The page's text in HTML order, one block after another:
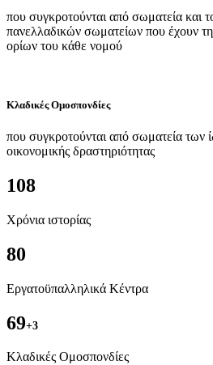
που συγκροτούνται από σωματεία και
πανελλαδικών σωματείων που έχουν
ορίων του κάθε νομού
Κλαδικές Ομοσπονδίες
που συγκροτούνται από σωματεία
οικονομικής δραστηριότητας
108
Χρόνια ιστορίας
80
Εργατοϋπαλληλικά Κέντρα
69+3
Kλαδικές Ομοσπονδίες